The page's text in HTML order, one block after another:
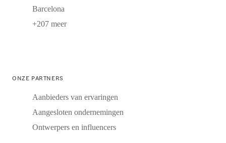
Barcelona
+207 meer
ONZE PARTNERS
Aanbieders van ervaringen
Aangesloten ondernemingen
Ontwerpers en influencers